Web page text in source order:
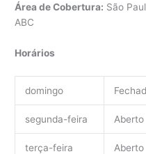
Área de Cobertura: São
ABC
Horários
domingo
segunda-feira Aberto
terça-feira Aberto